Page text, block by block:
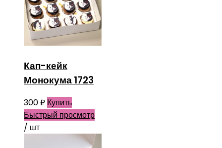
Кап-кейк
Монокума 1723
300₽ Купить
Быстрый просмотр
/ шт